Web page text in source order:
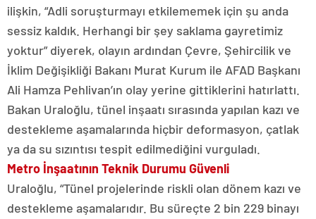
ilişkin, “Adli soruşturmayı etkilememek için şu anda
sessiz kaldık. Herhangi bir şey saklama gayretimiz
yoktur” diyerek, olayın ardından Çevre, Şehircilik ve
İklim Değişikliği Bakanı Murat Kurum ile AFAD Başkanı
Ali Hamza Pehlivan’ın olay yerine gittiklerini hatırlattı.
Bakan Uraloğlu, tünel inşaatı sırasında yapılan kazı ve
destekleme aşamalarında hiçbir deformasyon, çatlak
ya da su sızıntısı tespit edilmediğini vurguladı.
Metro İnşaatının Teknik Durumu Güvenli
Uraloğlu, “Tünel projelerinde riskli olan dönem kazı ve
destekleme aşamalarıdır. Bu süreçte 2 bin 229 binayı